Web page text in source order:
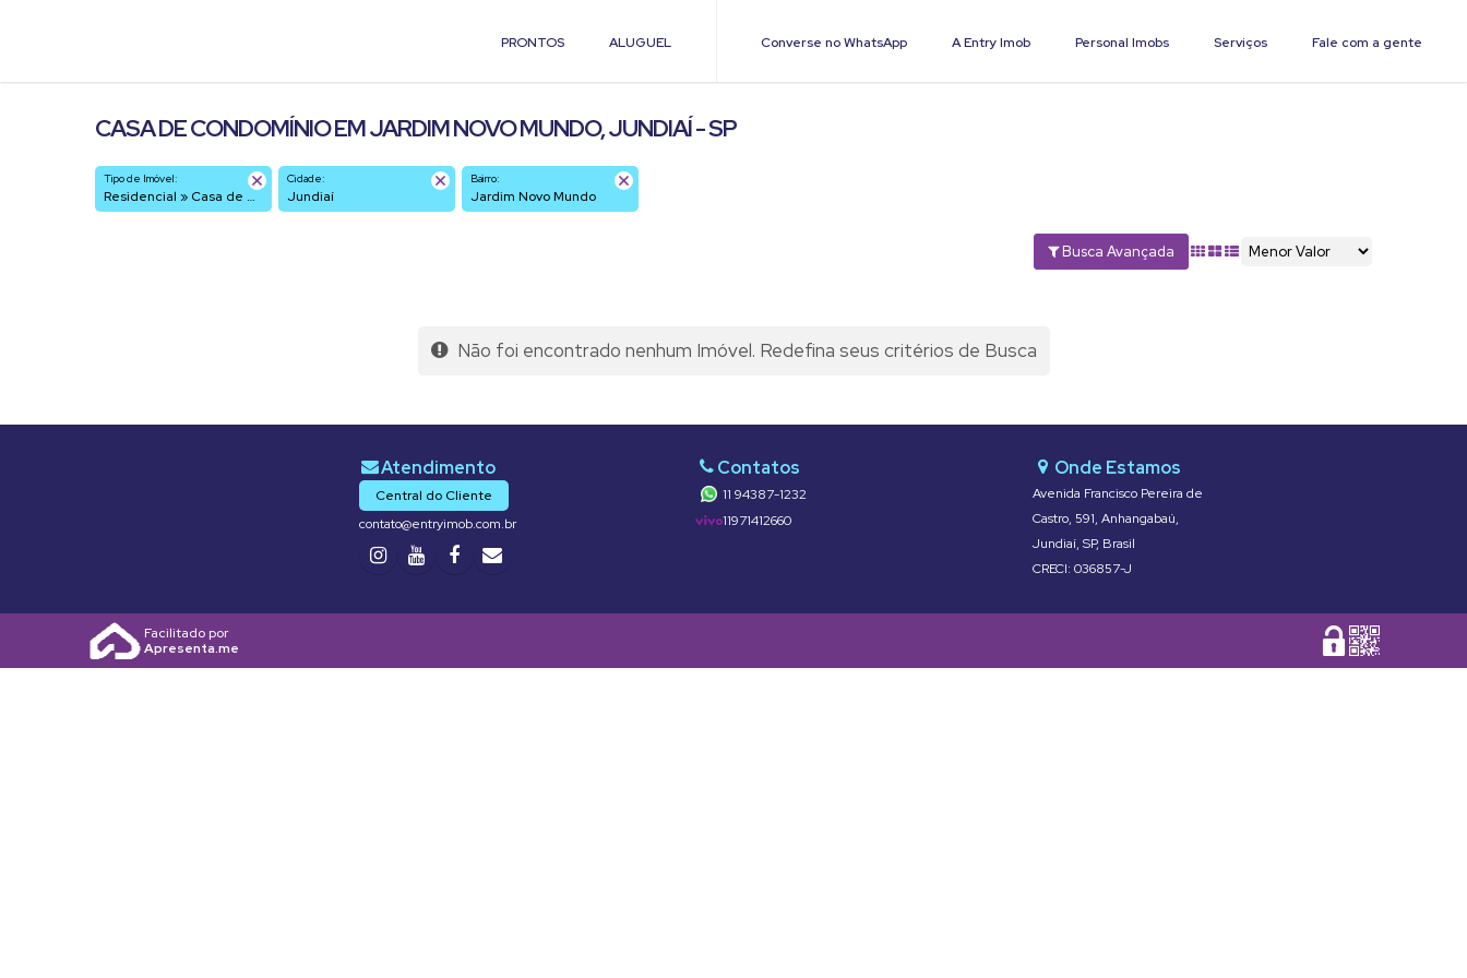
Converse no WhatsApp A Entry Imob Personal Imobs Serviços Fale com a gente
ALUGUEL
PRONTOS
CASA DE CONDOMÍNIO EM JARDIM NOVO MUNDO, JUNDIAÍ - SP
Tipo de Imóvel:
Residencial » Casa de Condomínio
Cidade:
Jundiaí
Bairro:
Jardim Novo Mundo
Busca Avançada
Não foi encontrado nenhum Imóvel. Redefina seus critérios de Busca
Central do Cliente
contato@entryimob.com.br
11 94387-1232
11971412660
Avenida Francisco Pereira de
Castro, 591, Anhangabaú,
Jundiaí, SP, Brasil
CRECI: 036857-J